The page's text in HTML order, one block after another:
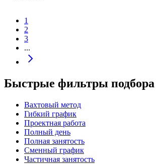
1
2
3
...
Быстрые фильтры
Вахтовый метод
Гибкий график
Проектная работа
Полный день
Полная занятость
Сменный график
Частичная занятость